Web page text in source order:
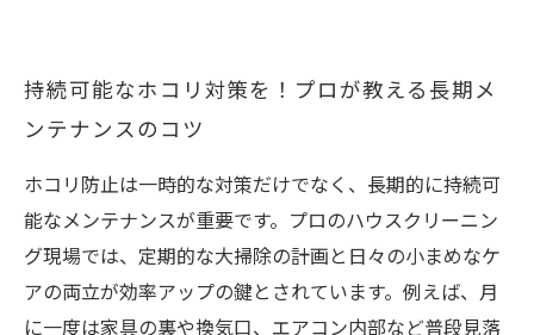
持続可能なホコリ対策を！プロが教える長期メ
ンテナンスのコツ
ホコリ防止は一時的な対策だけでなく、長期的に持続可
能なメンテナンスが重要です。プロのハウスクリーニン
グ現場では、定期的な大掃除の計画と日々の小まめなケ
アの両立が効率アップの鍵とされています。例えば、月
に一度は家具の裏や換気口、エアコン内部など普段見落